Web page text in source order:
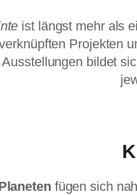
ist längst mehr als
Projekten
bildet
fügen sich